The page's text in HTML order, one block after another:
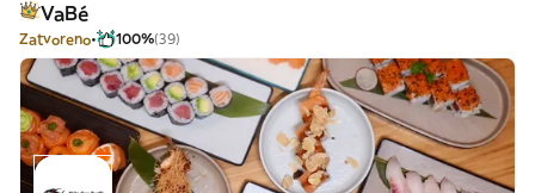
VaBé
Zatvoreno 100%(39)